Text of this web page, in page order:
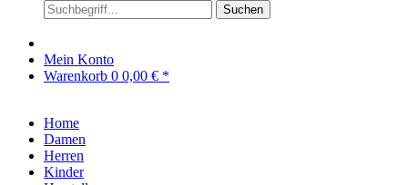
Suchen
Mein Konto
Warenkorb 0 0,00 € *
Home
Damen
Herren
Kinder